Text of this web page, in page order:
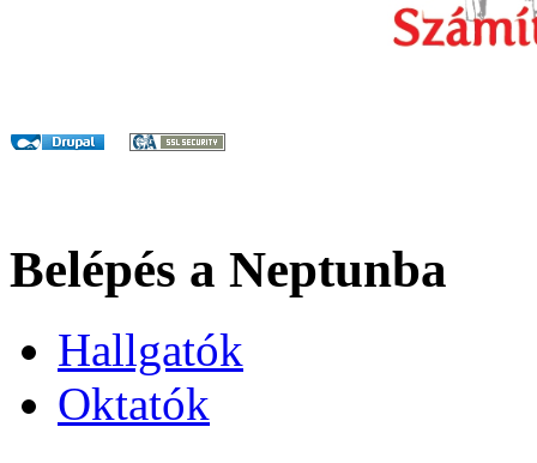
Belépés a Neptunba
Hallgatók
Oktatók